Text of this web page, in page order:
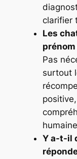
clarifier
Les
Pas
surtout
Y a-t-il